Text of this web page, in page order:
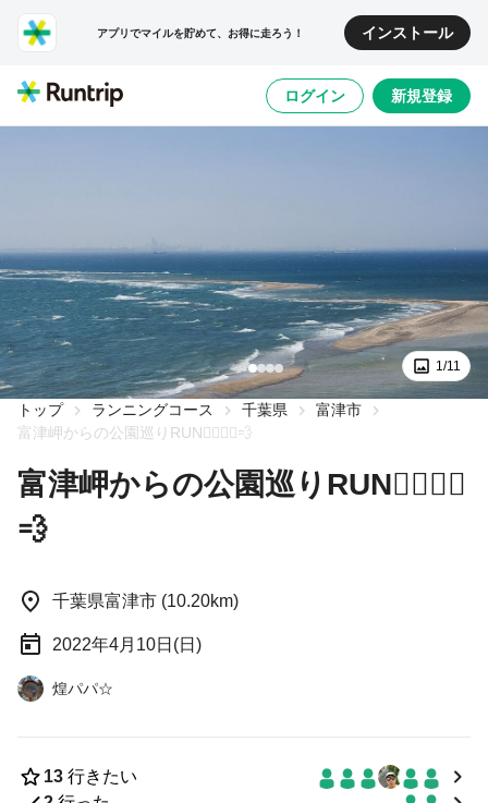
アプリでマイルを貯めて、お得に走ろう！ インストール
ログイン 新規登録
1/11
トップ ランニングコース 千葉県
富津市
富津岬からの公園巡りRUN🏃‍♂️🏃‍♀️💨
富津岬からの公園巡りRUN🏃‍♂️🏃‍♀️
💨
千葉県富津市 (10.20km)
2022年4月10日(日)
煌パパ☆
13 行きたい